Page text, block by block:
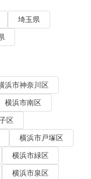
埼玉県
浜市神奈川区
横浜市南区
区
横浜市戸塚区
横浜市緑区
横浜市泉区